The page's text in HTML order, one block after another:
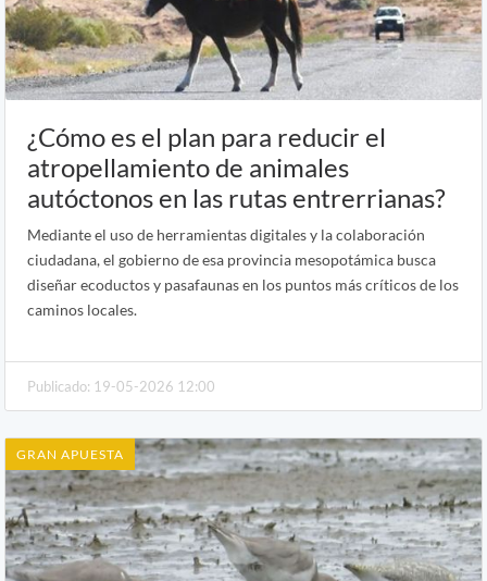
¿Cómo es el plan para reducir el
atropellamiento de animales
autóctonos en las rutas entrerrianas?
Mediante el uso de herramientas digitales y la colaboración
ciudadana, el gobierno de esa provincia mesopotámica busca
diseñar ecoductos y pasafaunas en los puntos más críticos de los
caminos locales.
Publicado: 19-05-2026 12:00
GRAN APUESTA